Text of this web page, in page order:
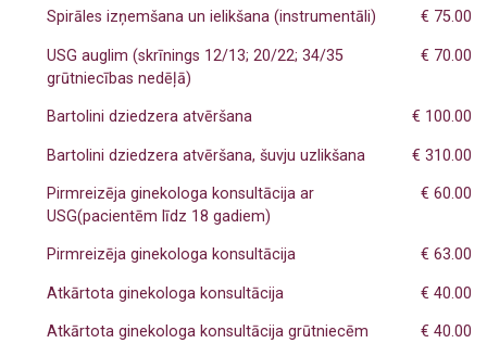
Ģimenes ārsts/arodārsts
Psihiatrija
Oftalmologs
Imunologs
Arodārsts
Spirāles izņemšana un ielikšana (instrumentāli) € 75.00
USG auglim (skrīnings 12/13; 20/22; 34/35
grūtniecības nedēļā)
€ 70.00
Bartolini dziedzera atvēršana € 100.00
Bartolini dziedzera atvēršana, šuvju uzlikšana € 310.00
Pirmreizēja ginekologa konsultācija ar
USG(pacientēm līdz 18 gadiem)
€ 60.00
Pirmreizēja ginekologa konsultācija € 63.00
Atkārtota ginekologa konsultācija € 40.00
Atkārtota ginekologa konsultācija grūtniecēm € 40.00